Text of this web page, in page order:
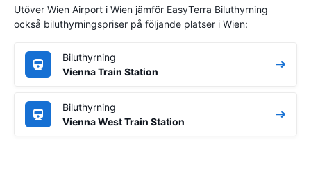
Utöver Wien Airport i Wien jämför EasyTerra Biluthyrning
också biluthyrningspriser på följande platser i Wien:
Biluthyrning
Vienna Train Station
Biluthyrning
Vienna West Train Station